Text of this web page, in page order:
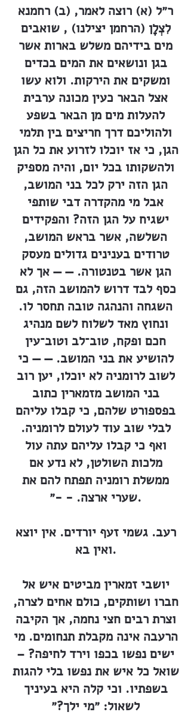
ר״ל (א) רוצה לאמר, (ב) רחמנא
לִצְלָן (הרחמן יצילנו) , שואבים
מים בידיהם משלש בארות אשר
בגן ונושאים את המים בכדים
ומשקים את הירקות. ולוא עשו
אצל הבאר כעין מכונה ערבית
להעלות מים מן הבאר בשפע
ולהוליכם דרך חריצים בין תלמי
הגן, כי אז יוכלו לזרוע את כל הגן
ולהשקותו בכל יום, והיה מספיק
הגן הזה ירק לכל בני המושב,
אבל מי מהקדרה דבי שותפי
ישגיח על הגן הזה? והפקידים
השלשה, אשר בראש המושב,
טרודים בענינים גדולים מעסק
הגן אשר בטנטורה. — — אך לא
כסף לבד דרוש להמושב הזה, גם
השגחה והנהגה טובה תחסר לו.
ונחוץ מאד לשלוח לשם מנהיג
חכם ופקח, טוב־לב וטוב־עין
להושיע את בני המושב. — — כי
לשוב לרומניה לא יוכלו, יען רוב
בני המושב מזמארין כתוב
בפספורט שלהם, כי קבלו עליהם
לבלי שוב עוד לעולם לרומניה.
ואף כי קבלו עליהם עתה עול
מלכות השולטן, לא נדע אם
ממשלת רומניה תפתח להם את
שערי ארצה. - -״.
רעב. גשמי זעף יורדים. אין יוצא
ואין בא.
יושבי זמארין מביטים איש אל
חברו ושותקים, כולם אחים לצרה,
וצרת רבים חצי נחמה, אך הקיבה
הרעבה אינה מקבלת תנחומים. מי
ישים נפשו בכפו וירד לחיפה? –
שואל כל איש את נפשו בלי להגות
בשפתיו. וכי קלה היא בעיניך
לשאול: ״מי ילך?״